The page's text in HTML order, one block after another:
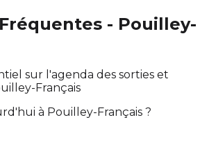
- Pouilley-
sur l'agenda des sorties et
Français
à Pouilley-Français ?